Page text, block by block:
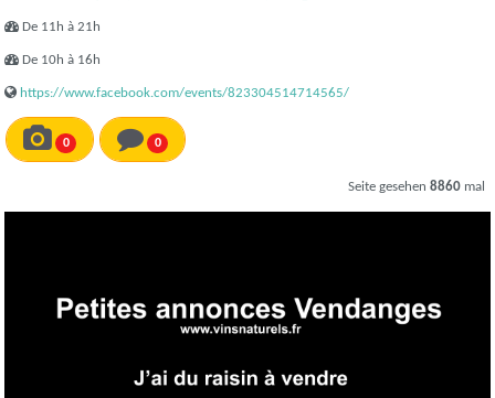
De 11h à 21h
De 10h à 16h
https://www.facebook.com/events/823304514714565/
0 0
Seite gesehen 8860 mal